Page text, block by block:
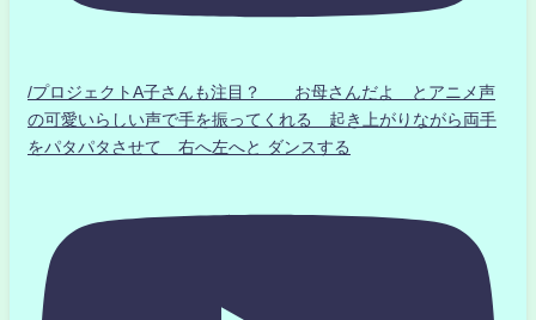
/プロジェクトA子さんも注目？ お母さんだよ とアニメ声
の可愛いらしい声で手を振ってくれる 起き上がりながら両手
をパタパタさせて 右へ左へと ダンスする